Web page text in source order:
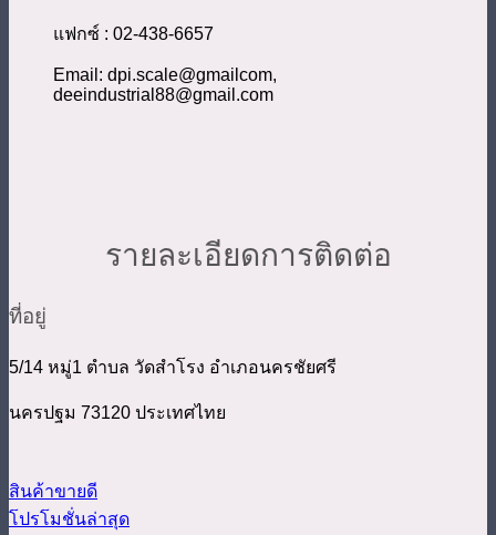
แฟกซ์ : 02-438-6657
Email: dpi.scale@gmailcom,
deeindustrial88@gmail.com
รายละเอียดการติดต่อ
ที่อยู่
5/14 หมู่1 ตำบล วัดสำโรง อำเภอนครชัยศรี
นครปฐม 73120 ประเทศไทย
สินค้าขายดี
โปรโมชั่นล่าสุด